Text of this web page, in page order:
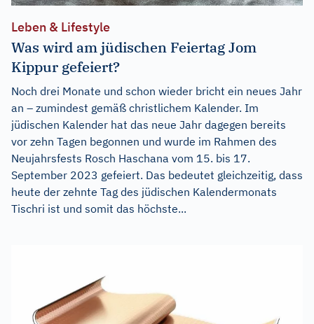
Leben & Lifestyle
Was wird am jüdischen Feiertag Jom
Kippur gefeiert?
Noch drei Monate und schon wieder bricht ein neues Jahr
an – zumindest gemäß christlichem Kalender. Im
jüdischen Kalender hat das neue Jahr dagegen bereits
vor zehn Tagen begonnen und wurde im Rahmen des
Neujahrsfests Rosch Haschana vom 15. bis 17.
September 2023 gefeiert. Das bedeutet gleichzeitig, dass
heute der zehnte Tag des jüdischen Kalendermonats
Tischri ist und somit das höchste...